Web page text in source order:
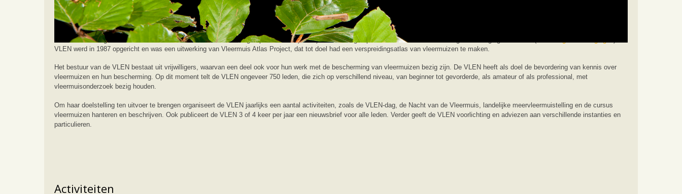
Over vleermuis.net en de Vleermuiswerkgroep Nederland
Deze website is gemaakt door het bestuur van de Vleermuiswerkgroep Nederland (VLEN). Deze werkgroep is een onderdeel van de Zoogdiervereniging Nederland (
VLEN werd in 1987 opgericht en was een uitwerking van Vleermuis Atlas Project, dat tot doel had een verspreidingsatlas van vleermuizen te maken.
Het bestuur van de VLEN bestaat uit vrijwilligers, waarvan een deel ook voor hun werk met de bescherming van vleermuizen bezig zijn. De VLEN heeft als doel de bevordering van kennis over
vleermuizen en hun bescherming. Op dit moment telt de VLEN ongeveer 750 leden, die zich op verschillend niveau, van beginner tot gevorderde, als amateur of als professional, met
vleermuisonderzoek bezig houden.
Om haar doelstelling ten uitvoer te brengen organiseert de VLEN jaarlijks een aantal activiteiten, zoals de VLEN-dag, de Nacht van de Vleermuis, landelijke meervleermuistelling en de cursus
vleermuizen hanteren en beschrijven. Ook publiceert de VLEN 3 of 4 keer per jaar een nieuwsbrief voor alle leden. Verder geeft de VLEN voorlichting en adviezen aan verschillende instanties en
particulieren.
Activiteiten